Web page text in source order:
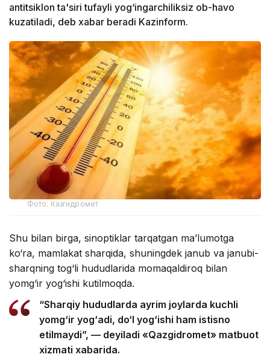
antitsiklon ta'siri tufayli yog‘ingarchiliksiz ob-havo
kuzatiladi, deb xabar beradi Kazinform.
Фото: Казгидромет
Shu bilan birga, sinoptiklar tarqatgan ma’lumotga
ko‘ra, mamlakat sharqida, shuningdek janub va janubi-
sharqning tog‘li hududlarida momaqaldiroq bilan
yomg‘ir yog‘ishi kutilmoqda.
“Sharqiy hududlarda ayrim joylarda kuchli
yomg‘ir yog‘adi, do‘l yog‘ishi ham istisno
etilmaydi”, — deyiladi «Qazgidromet» matbuot
xizmati xabarida.